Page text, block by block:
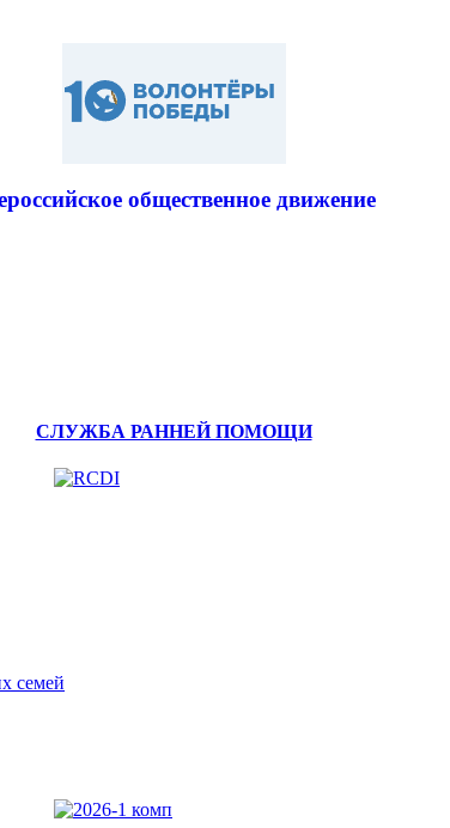
общественное движение
СЛУЖБА РАННЕЙ ПОМОЩИ